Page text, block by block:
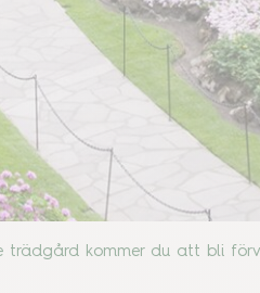
trädgård kommer du att bli